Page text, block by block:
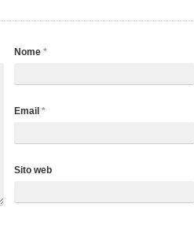
Nome*
Email*
Sito web